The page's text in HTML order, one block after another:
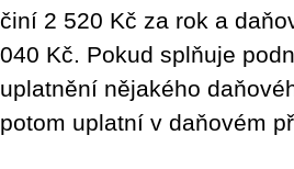
činí 2 520 Kč za rok a
040 Kč. Pokud splňuje
uplatnění nějakého
potom uplatní v daňovém